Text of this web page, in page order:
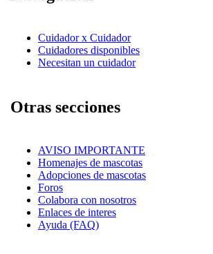
Cuidador x Cuidador
Cuidadores disponibles
Necesitan un cuidador
Otras secciones
AVISO IMPORTANTE
Homenajes de mascotas
Adopciones de mascotas
Foros
Colabora con nosotros
Enlaces de interes
Ayuda (FAQ)